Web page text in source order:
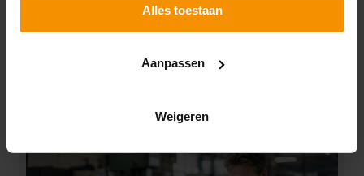
Alles toestaan
Aanpassen
Weigeren
voertuig met een taxatierapport? Houd er dan
rekening mee dat de Belastingdienst hier extra